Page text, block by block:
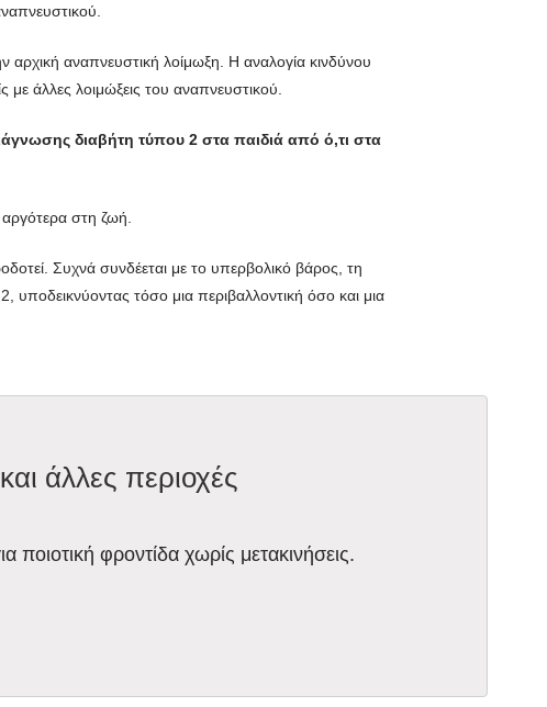
αρχική αναπνευστική λοίμωξη. Η αναλογία κινδύνου
άλλες λοιμώξεις του αναπνευστικού.
διαβήτη τύπου 2 στα παιδιά από ό,τι στα
αργότερα στη ζωή.
Συχνά συνδέεται με το υπερβολικό βάρος, τη
υποδεικνύοντας τόσο μια περιβαλλοντική όσο και μια
άλλες περιοχές
ποιοτική φροντίδα χωρίς μετακινήσεις.